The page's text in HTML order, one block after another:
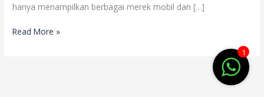
hanya menampilkan berbagai merek mobil dan […]
Read More »
1